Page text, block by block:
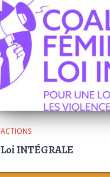
ACTIONS
Loi INTÉGRALE